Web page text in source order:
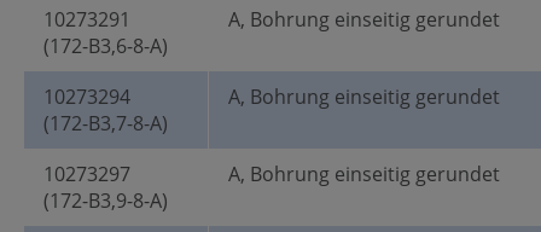
10273291
(172-B3,6-8-A)
A, Bohrung einseitig gerundet
10273294
(172-B3,7-8-A)
A, Bohrung einseitig gerundet
10273297
(172-B3,9-8-A)
A, Bohrung einseitig gerundet